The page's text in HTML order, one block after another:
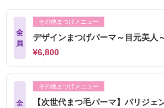
全
員
その他まつげメニュー
デザインまつげパーマ～目元美人
¥6,800
全
その他まつげメニュー
【次世代まつ毛パーマ】パリジェ